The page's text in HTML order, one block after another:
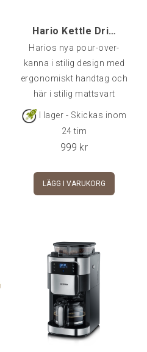
Hario Kettle Drip Fit V60, Black
Harios nya pour-over-
kanna i stilig design med
ergonomiskt handtag och
här i stilig mattsvart
finish.Pipen i kombination
med handtaget ger dig
för t.ex. Chemex och
filterbryggningKannan
I lager - Skickas inom
24 tim
999 kr
LÄGG I VARUKORG